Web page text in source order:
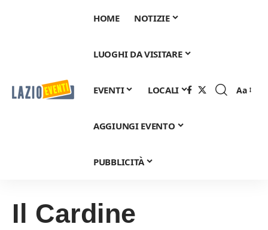
HOME NOTIZIE
LUOGHI DA VISITARE
EVENTI LOCALI
AGGIUNGI EVENTO
PUBBLICITÀ
Font
Aa
Il Cardine